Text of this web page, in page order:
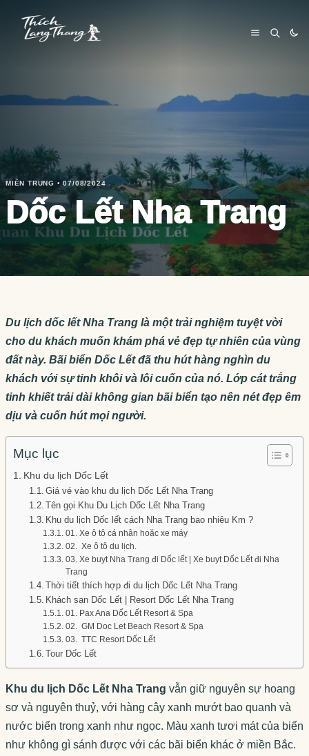
MIỀN TRUNG • 07/08/2024
Dốc Lết Nha Trang
Du lịch dốc lết Nha Trang là một trải nghiệm tuyệt vời
cho du khách muốn khám phá vẻ đẹp tự nhiên của vùng
đất này. Bãi biển Dốc Lết đã thu hút hàng nghìn du
khách với sự tinh khôi và lôi cuốn của nó. Lớp cát trắng
tinh khiết trải dài không gian bãi biển tạo nên nét đẹp êm
dịu và cuốn hút mọi người.
Mục lục
Khu du lịch Dốc Lết
Giá vé vào khu du lịch Dốc Lết Nha Trang
Tên gọi Khu Du Lịch Dốc Lết Nha Trang
Khu du lịch Dốc lết cách Nha Trang bao nhiêu Km ?
01. Xe ô tô cá nhân hoặc xe máy
02. Xe ô tô du lịch.
03. Xe buyt Nha Trang đi Dốc lết | Xe buyt Dốc Lết đi Nha
Trang
Thời tiết thích hợp đi du lịch Dốc Lết Nha Trang
Khách sạn Dốc Lết | Resort Dốc Lết Nha Trang
01. Pax Ana Dốc Lết Resort & Spa
02. GM Doc Let Beach Resort & Spa
03. TTC Resort Dốc Lết
Tour Dốc Lết
Khu du lịch Dốc Lết Nha Trang vẫn giữ nguyên sự hoang
sơ và nguyên thuỷ, với hàng cây xanh mướt bao quanh và
nước biển trong xanh như ngọc. Màu xanh tươi mát của biển
như không gì sánh được với các bãi biển khác ở miền Bắc.